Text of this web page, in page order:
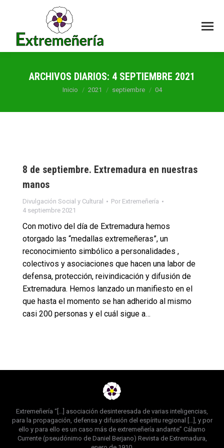
ARCHIVOS DIARIOS: 4 SEPTIEMBRE 2021
Estás aquí:
Inicio 2021 septiembre 04
8 de septiembre. Extremadura en nuestras
manos
Divulgación Social y Cultural Por Extremeñería
4 septiembre 2021
Con motivo del día de Extremadura hemos
otorgado las “medallas extremeñeras”, un
reconocimiento simbólico a personalidades ,
colectivos y asociaciones que hacen una labor de
defensa, protección, reivindicación y difusión de
Extremadura. Hemos lanzado un manifiesto en el
que hasta el momento se han adherido al mismo
casi 200 personas y el cuál sigue a…
Extremeñería “[...] asociación desinteresada de varias inteligencias,
para la propagación, defensa y difusión del espíritu regional [...], y por
ello y para ello es un caso más de extremeñería andante” Cálamo
Currente (pseudónimo de Daniel Berjano) Revista de Extremadura,